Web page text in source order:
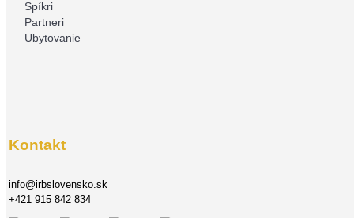
Spíkri
Partneri
Ubytovanie
Kontakt
info@irbslovensko.sk
+421 915 842 834